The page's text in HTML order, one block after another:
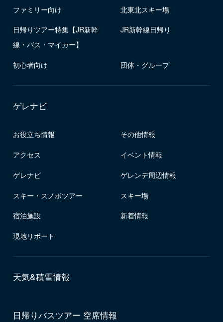
ファミリー向け 北東北スキー場
日帰りツアー特集【JR新幹
線・バス・マイカー】
JR新幹線日帰り
初心者向け 団体・グループ
ゲレナビ
お役立ち情報 その他情報
アクセス イベント情報
ゲレナビ ゲレンデ周辺情報
スキー・スノボツアー スキー場
宿泊施設 新着情報
現地リポート
天気&積雪情報
日帰りバスツアー 空席情報